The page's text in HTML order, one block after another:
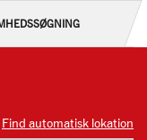
Find automatisk lokation